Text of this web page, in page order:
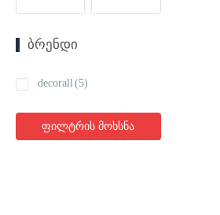
ᲑᲠᲔᲜᲓᲘ
decorall(5)
ფილტრის მოხსნა